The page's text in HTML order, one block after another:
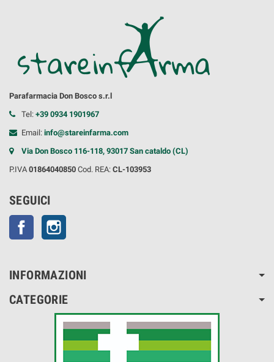
Parafarmacia Don Bosco s.r.l
Tel: +39 0934 1901967
Email: info@stareinfarma.com
Via Don Bosco 116-118, 93017 San cataldo (CL)
P.IVA 01864040850 Cod. REA: CL-103953
SEGUICI
Facebook
INFORMAZIONI
CATEGORIE